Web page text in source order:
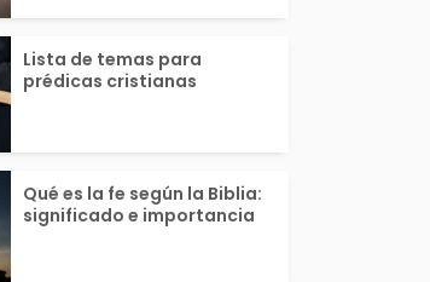
Lista de temas para
prédicas cristianas
Qué es la fe según la Biblia:
significado e importancia